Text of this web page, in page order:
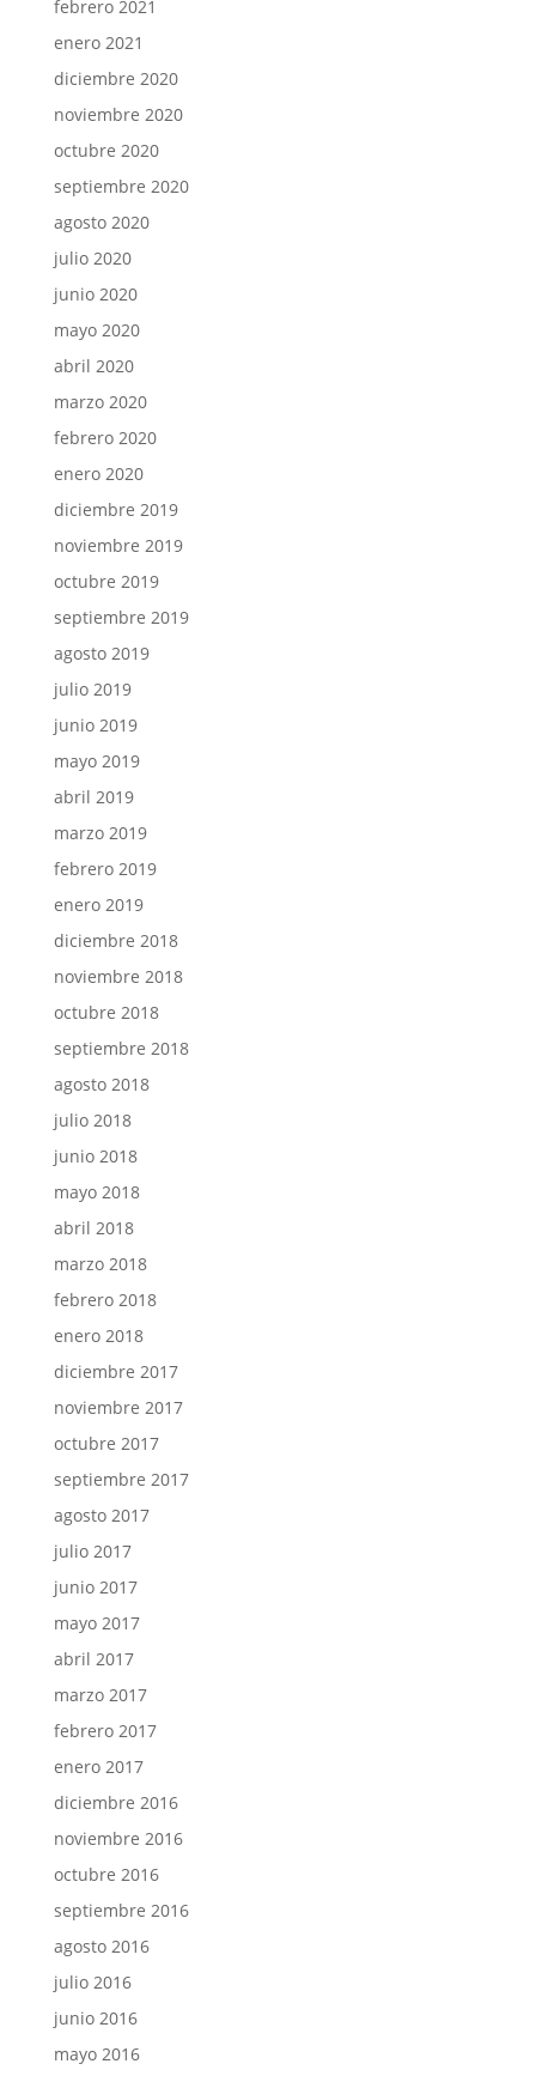
febrero 2021
enero 2021
diciembre 2020
noviembre 2020
octubre 2020
septiembre 2020
agosto 2020
julio 2020
junio 2020
mayo 2020
abril 2020
marzo 2020
febrero 2020
enero 2020
diciembre 2019
noviembre 2019
octubre 2019
septiembre 2019
agosto 2019
julio 2019
junio 2019
mayo 2019
abril 2019
marzo 2019
febrero 2019
enero 2019
diciembre 2018
noviembre 2018
octubre 2018
septiembre 2018
agosto 2018
julio 2018
junio 2018
mayo 2018
abril 2018
marzo 2018
febrero 2018
enero 2018
diciembre 2017
noviembre 2017
octubre 2017
septiembre 2017
agosto 2017
julio 2017
junio 2017
mayo 2017
abril 2017
marzo 2017
febrero 2017
enero 2017
diciembre 2016
noviembre 2016
octubre 2016
septiembre 2016
agosto 2016
julio 2016
junio 2016
mayo 2016